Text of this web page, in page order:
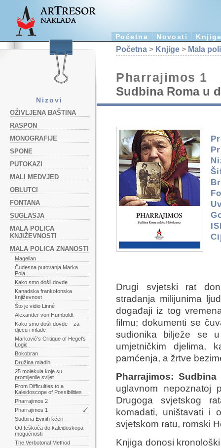
Početna Novosti
Nizovi
OŽIVLJENA BAŠTINA
RASPON
MONOGRAFIJE
SPONE
PUTOKAZI
MALI MEDVJED
OBLUTCI
FONTANA
SUGLASJA
MALA POLICA
KNJIŽEVNOSTI
MALA POLICA ZNANOSTI
Magellan
Čudesna putovanja Marka
Pola
Kako smo došli dovde
Kanadska frankofonska
književnost
Što je vidio Linné
Alexander von Humboldt
Kako smo došli dovde – za
djecu i mlade
Marković's Critique of Hegel's
Logic
Bokobran
Družina mladih
25 molekula koje su
promijenile svijet
From Difficulties to a
Kaleidoscope of Possibilities
Pharrajimos 2
Pharrajimos 1
Sudbina Evinih kćeri
Od teškoća do kaleidoskopa
mogućnosti
The Verbotonal Method
Početna > Knjige > Mala
Pharrajimos 1
Sudbina Roma u
Drugi svjetski rat
stradanja milijunima
događaji iz tog
filmu; dokumenti se
sudionika bilježe se
umjetničkim
pamćenja, a žrtve
Pharrajimos:
uglavnom nepoznatoj
Drugoga svjetskog
komadati, uništavati i
svjetskom ratu, romski
Knjiga donosi